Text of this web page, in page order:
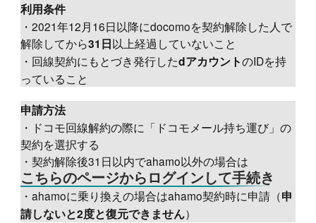
利用条件
・2021年12月16日以降にdocomoを契約解除した人で
解除してから31日以上経過していないこと
・回線契約にもとづき発行したdアカウントのIDを持
っていること
申請方法
・ドコモ回線解約の際に「ドコモメール持ち運び」の
契約を選択する
・契約解除後31日以内でahamo以外の場合は
こちらのページからログインして手続き
・ahamoに乗り換えの場合はahamo契約時に申請（申
請しないと2度と復元できません）